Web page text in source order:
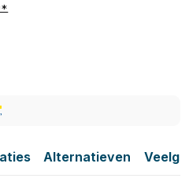
Alternatieven